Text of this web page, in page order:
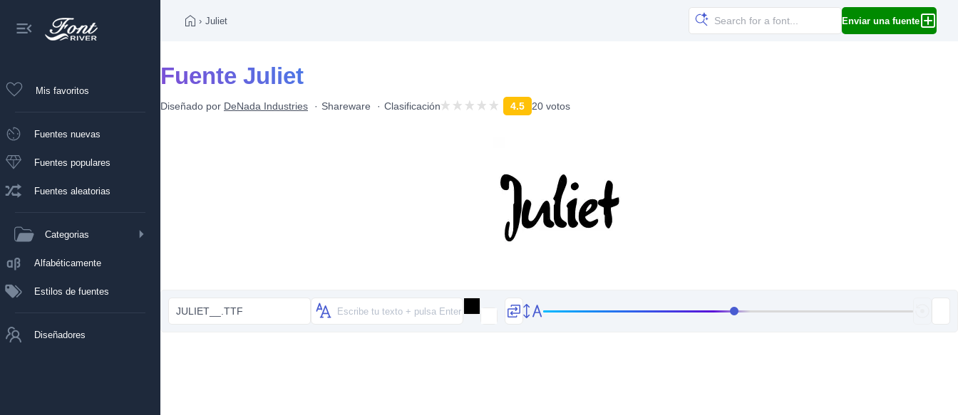
Mis favoritos
Fuentes nuevas
Fuentes populares
Fuentes aleatorias
Categorias
Alfabéticamente
Estilos de fuentes
Diseñadores
› Juliet Enviar una fuente
Fuente Juliet
Diseñado por DeNada Industries Shareware Clasificación 4.5 20 votos
JULIET__.TTF